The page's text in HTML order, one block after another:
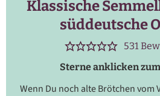
Klassische
süddeutsche
531
Sterne anklicken
Wenn Du noch alte Brötchen vom